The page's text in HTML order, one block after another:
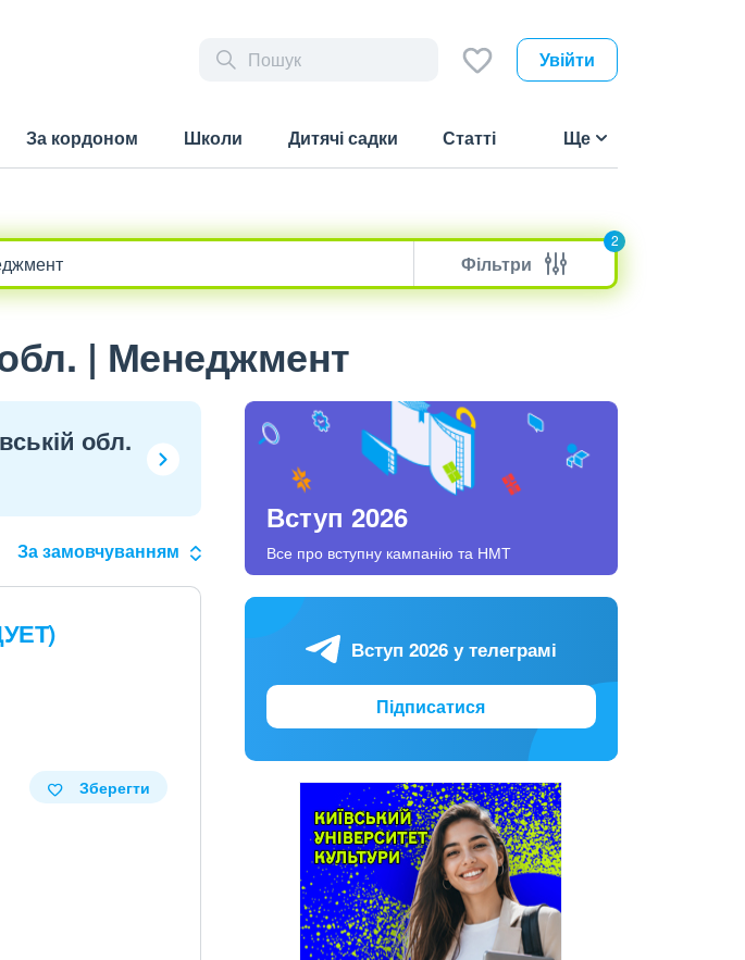
Увійти
За кордоном Школи Дитячі садки Статті Ще
Фільтри
2
| Менеджмент
обл.
За замовчуванням
Зберегти
Вступ 2026
Все про вступну кампанію та НМТ
Вступ 2026 у телеграмі
Підписатися